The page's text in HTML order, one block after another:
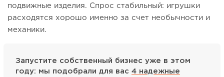
подвижные изделия. Спрос стабильный: игрушки
расходятся хорошо именно за счет необычности и
механики.
Запустите собственный бизнес уже в этом
году: мы подобрали для вас 4 надежные